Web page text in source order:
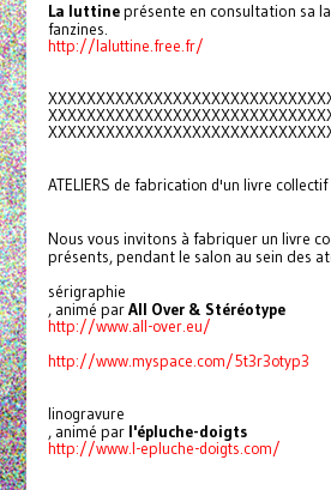
La luttineprésente en consultation sa
fanzines.
http://laluttine.free.fr/
ATELIERS de fabrication d'un livre collectif
Nous vous invitons à fabriquer un livre
présents, pendant le salon au sein des
sérigraphie
, animé parAll Over & Stéréotype
http://www.all-over.eu/
http://www.myspace.com/5t3r3otyp3
linogravure
, animé par l'épluche-doigts
http://www.l-epluche-doigts.com/